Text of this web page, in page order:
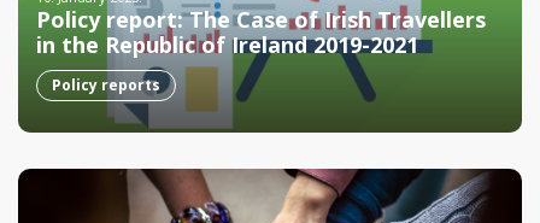
Policy report: The Case of Irish Travellers
in the Republic of Ireland 2019-2021
Policy reports